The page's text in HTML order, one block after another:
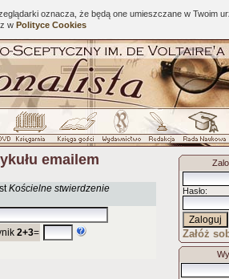
oznacza, że będą one umieszczane w Twoim
w Polityce Cookies
emailem
Kościelne stwierdzenie
2+3=
Hasło:
Załóż